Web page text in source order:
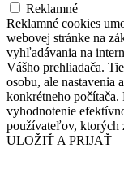
Reklamné
Reklamné cookies
webovej stránke na
vyhľadávania na
Vášho prehliadača.
osobu, ale nastavenia
konkrétneho počítača.
vyhodnotenie
používateľov, ktorých
ULOŽIŤ A PRIJAŤ